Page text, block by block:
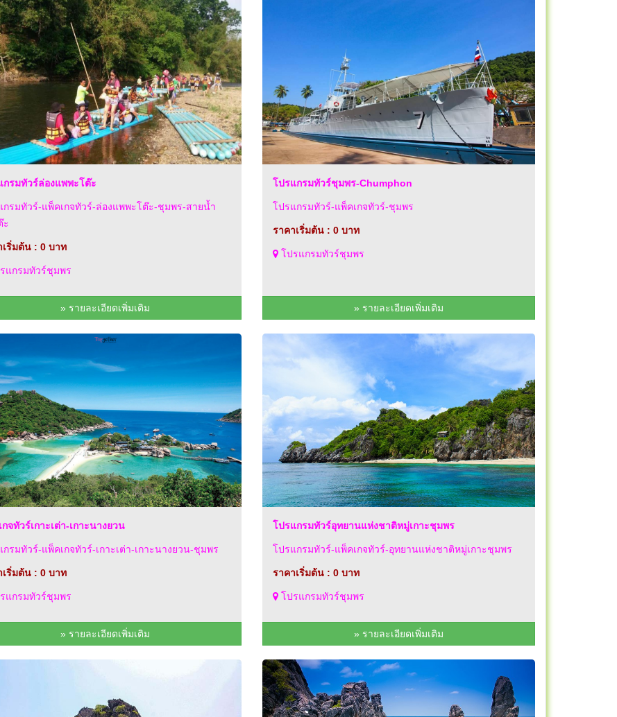
กรมทัวร์ล่องแพพะโต๊ะ
กรมทัวร์-แพ็คเกจทัวร์-ล่องแพพะโต๊ะ-ชุมพร-สายน้ำ
ะ
เริ่มต้น : 0 บาท
แกรมทัวร์ชุมพร
» รายละเอียดเพิ่มเติม
โปรแกรมทัวร์ชุมพร-Chumphon
โปรแกรมทัวร์-แพ็คเกจทัวร์-ชุมพร
ราคาเริ่มต้น : 0 บาท
โปรแกรมทัวร์ชุมพร
» รายละเอียดเพิ่มเติม
กจทัวร์เกาะเต่า-เกาะนางยวน
กรมทัวร์-แพ็คเกจทัวร์-เกาะเต่า-เกาะนางยวน-ชุมพร
เริ่มต้น : 0 บาท
แกรมทัวร์ชุมพร
» รายละเอียดเพิ่มเติม
โปรแกรมทัวร์อุทยานแห่งชาติหมู่เกาะชุมพร
โปรแกรมทัวร์-แพ็คเกจทัวร์-อุทยานแห่งชาติหมู่เกาะชุมพร
ราคาเริ่มต้น : 0 บาท
โปรแกรมทัวร์ชุมพร
» รายละเอียดเพิ่มเติม